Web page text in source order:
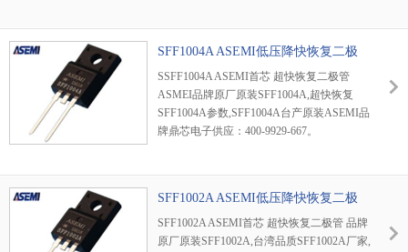
SFF1004A ASEMI低压降快恢复二极
SSFF1004A ASEMI首芯 超快恢复二极管
ASMEI品牌原厂原装SFF1004A,超快恢复
SFF1004A参数,SFF1004A台产原装ASEMI品
牌鼎芯电子供应：400-9929-667。
SFF1002A ASEMI低压降快恢复二极
管
SFF1002A ASEMI首芯 超快恢复二极管 品牌
原厂原装SFF1002A,台湾品质SFF1002A厂家,